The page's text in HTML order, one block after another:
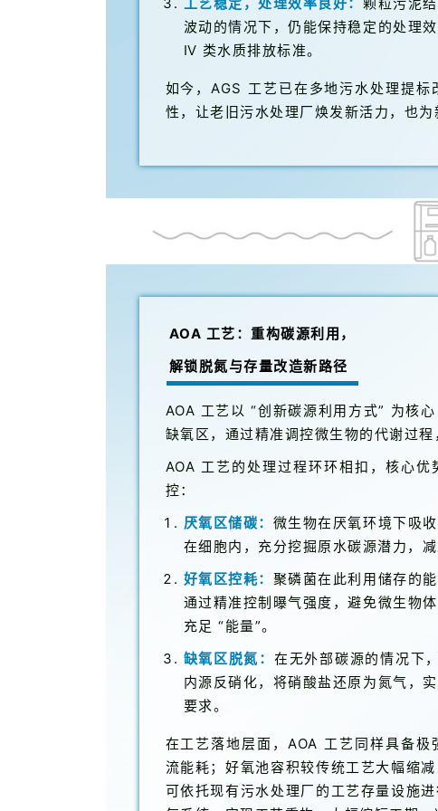
波动的情况下，仍能保持稳定的处理
Ⅳ 类水质排放标准。
如今，AGS 工艺已在多地污水处理提
性，让老旧污水处理厂焕发新活力，也为
AOA 工艺：重构碳源利用，
解锁脱氮与存量改造新路径
AOA 工艺以 “创新碳源利用方式” 为核
缺氧区，通过精准调控微生物的代谢过
AOA 工艺的处理过程环环相扣，核心
控：
厌氧区储碳： 微生物在厌氧环境下吸
在细胞内，充分挖掘原水碳源潜力，减
好氧区控耗： 聚磷菌在此利用储存的
通过精准控制曝气强度，避免微生物
充足 “能量”。
缺氧区脱氮： 在无外部碳源的情况下
内源反硝化，将硝酸盐还原为氮气，
要求。
在工艺落地层面，AOA 工艺同样具备
流能耗；好氧池容积较传统工艺大幅缩
可依托现有污水处理厂的工艺存量设施